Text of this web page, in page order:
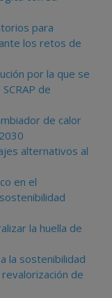
para
los retos de
por la que se
de
de calor
alternativos al
en el
la huella de
la sostenibilidad
de